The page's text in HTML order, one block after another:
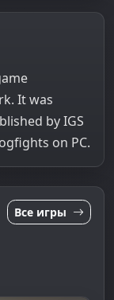
It was
by IGS
on PC.
Все игры